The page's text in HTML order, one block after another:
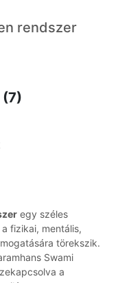
rendszer
(7)
egy széles
fizikai, mentális,
törekszik.
Swami
a